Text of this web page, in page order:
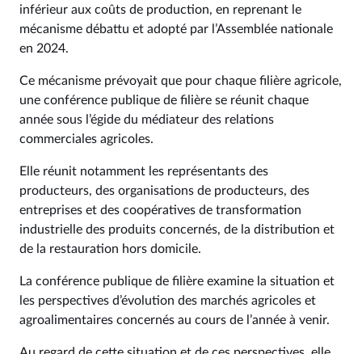
inférieur aux coûts de production, en reprenant le
mécanisme débattu et adopté par l’Assemblée nationale
en 2024.
Ce mécanisme prévoyait que pour chaque filière agricole,
une conférence publique de filière se réunit chaque
année sous l’égide du médiateur des relations
commerciales agricoles.
Elle réunit notamment les représentants des
producteurs, des organisations de producteurs, des
entreprises et des coopératives de transformation
industrielle des produits concernés, de la distribution et
de la restauration hors domicile.
La conférence publique de filière examine la situation et
les perspectives d’évolution des marchés agricoles et
agroalimentaires concernés au cours de l’année à venir.